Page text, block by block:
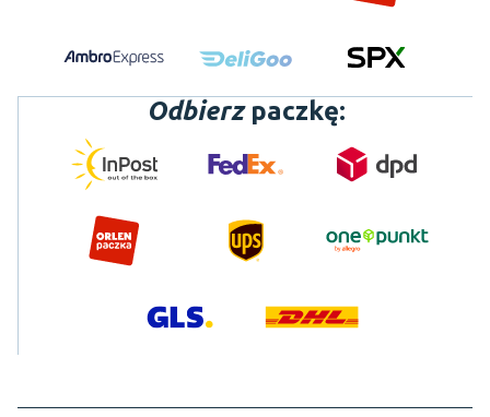
Odbierz paczkę: